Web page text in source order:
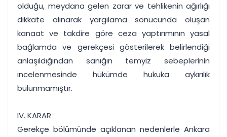
olduğu, meydana gelen zarar ve tehlikenin ağırlığı
dikkate alınarak yargılama sonucunda oluşan
kanaat ve takdire göre ceza yaptırımının yasal
bağlamda ve gerekçesi gösterilerek belirlendiği
anlaşıldığından sanığın temyiz sebeplerinin
incelenmesinde hükümde hukuka aykırılık
bulunmamıştır.
IV. KARAR
Gerekçe bölümünde açıklanan nedenlerle Ankara